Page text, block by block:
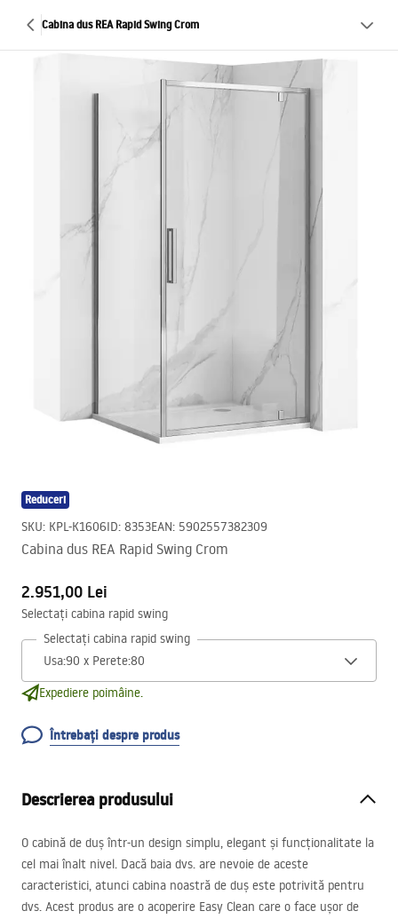
Cabina dus REA Rapid Swing Crom
Reduceri
SKU: KPL-K1606ID: 8353EAN: 5902557382309
Cabina dus REA Rapid Swing Crom
2.951,00 Lei
Selectați cabina rapid swing
Selectați cabina rapid swing
Expediere poimâine.
Întrebați despre produs
Descrierea produsului
O cabină de duș într-un design simplu, elegant și funcționalitate la
cel mai înalt nivel. Dacă baia dvs. are nevoie de aceste
caracteristici, atunci cabina noastră de duș este potrivită pentru
dvs. Acest produs are o acoperire Easy Clean care o face ușor de